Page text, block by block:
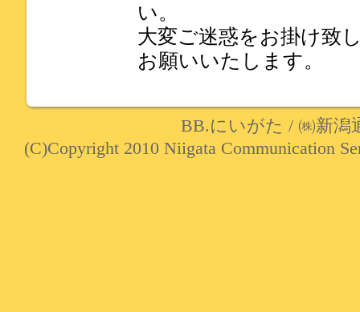
い。
大変ご迷惑をお掛け致
お願いいたします。
BB.にいがた / ㈱新潟
(C)Copyright 2010 Niigata Communication